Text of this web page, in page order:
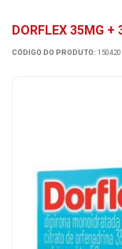
DORFLEX 35MG +
CÓDIGO DO PRODUTO: 150420